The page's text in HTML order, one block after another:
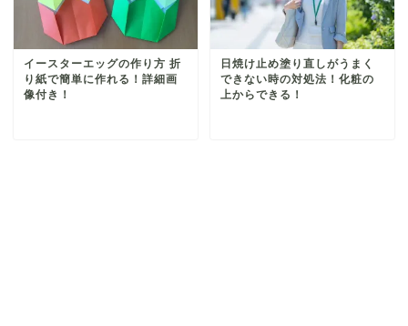
イースターエッグの作り方 折
り紙で簡単に作れる！詳細画
像付き！
日焼け止め塗り直しがうまく
できない時の対処法！化粧の
上からできる！